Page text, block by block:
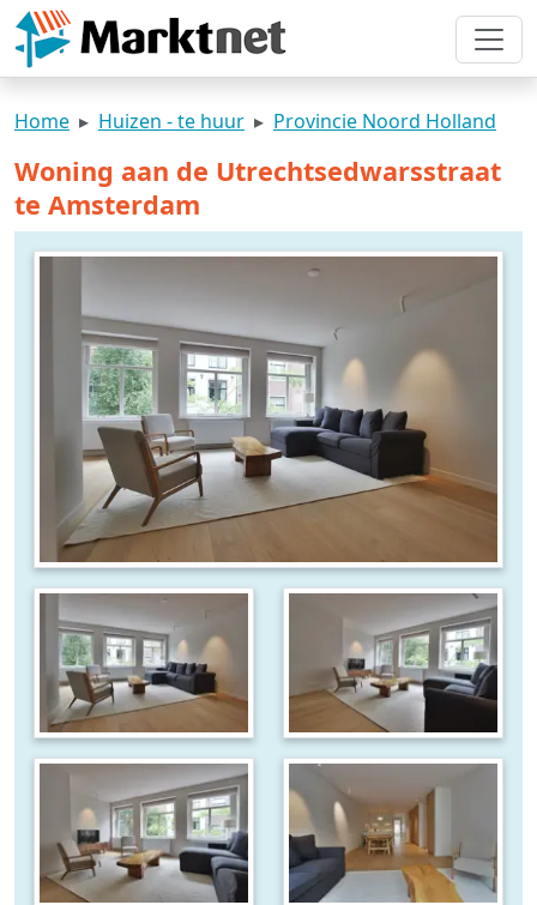
Home Huizen - te huur Provincie Noord Holland
Woning aan de Utrechtsedwarsstraat
te Amsterdam